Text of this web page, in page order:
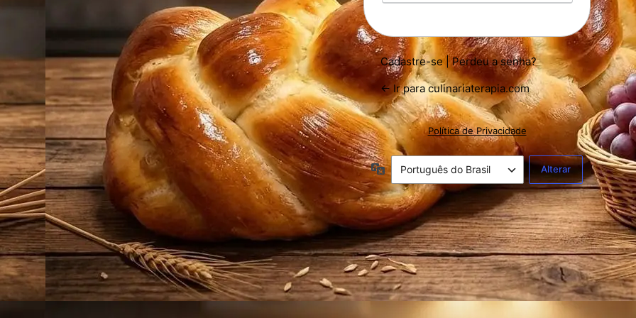
Cadastre-se|Perdeu a senha?
← Ir para culinariaterapia.com
Política de Privacidade
Idioma